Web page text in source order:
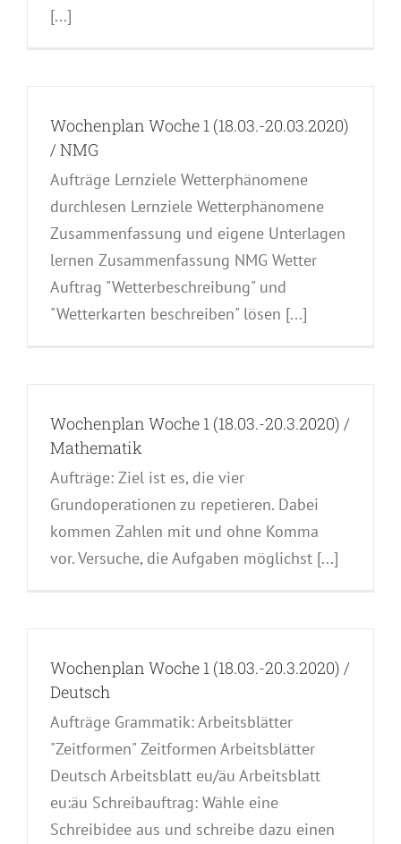
[...]
Wochenplan Woche 1 (18.03.-20.03.2020)
/ NMG
Aufträge Lernziele Wetterphänomene
durchlesen Lernziele Wetterphänomene
Zusammenfassung und eigene Unterlagen
lernen Zusammenfassung NMG Wetter
Auftrag "Wetterbeschreibung" und
"Wetterkarten beschreiben" lösen [...]
Wochenplan Woche 1 (18.03.-20.3.2020) /
Mathematik
Aufträge: Ziel ist es, die vier
Grundoperationen zu repetieren. Dabei
kommen Zahlen mit und ohne Komma
vor. Versuche, die Aufgaben möglichst [...]
Wochenplan Woche 1 (18.03.-20.3.2020) /
Deutsch
Aufträge Grammatik: Arbeitsblätter
"Zeitformen" Zeitformen Arbeitsblätter
Deutsch Arbeitsblatt eu/äu Arbeitsblatt
eu:äu Schreibauftrag: Wähle eine
Schreibidee aus und schreibe dazu einen